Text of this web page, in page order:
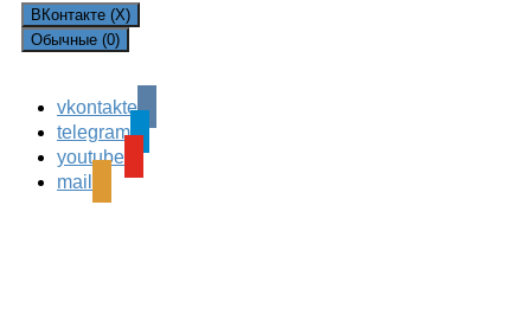
ВКонтакте (X)
Обычные (0)
Leave a Reply
Ваш адрес email не будет опубликован.
поля помечены
vkontakte
telegram
youtube
mail